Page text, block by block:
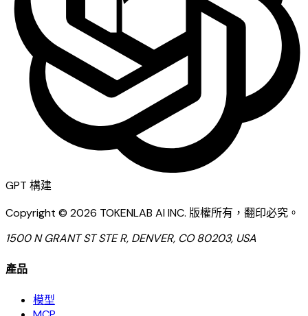
GPT 構建
Copyright © 2026 TOKENLAB AI INC. 版權所有，翻印必究。
1500 N GRANT ST STE R, DENVER, CO 80203, USA
產品
模型